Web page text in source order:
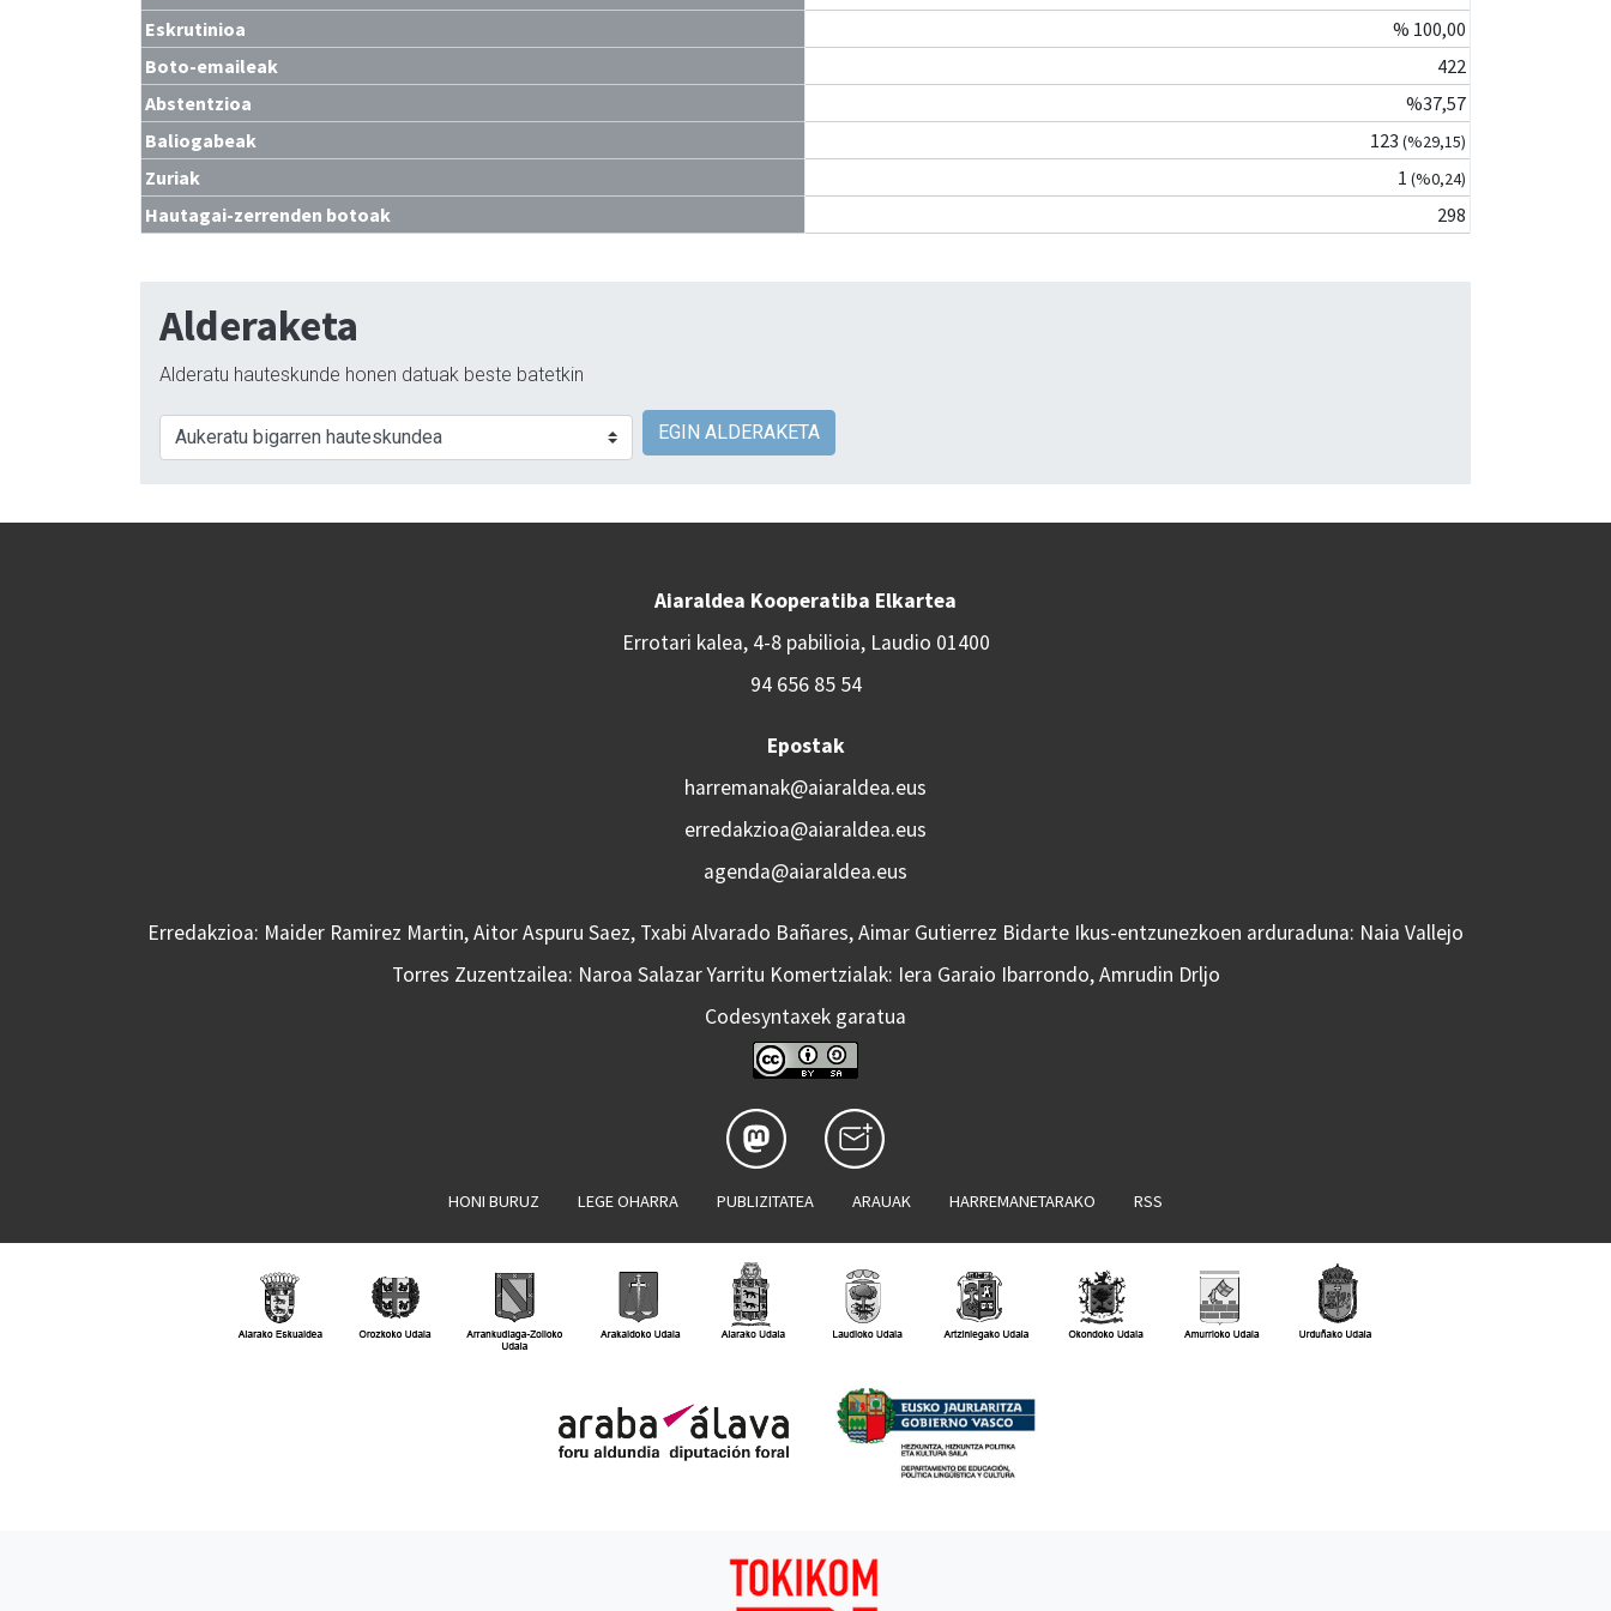
Eskrutinioa
% 100,00
Boto-emaileak
422
Abstentzioa
%37,57
Baliogabeak
123 (%29,15)
Zuriak 1 (%0,24)
Hautagai-zerrenden botoak 298
Alderaketa
Alderatu hauteskunde honen datuak beste batetkin
EGIN ALDERAKETA
Aiaraldea Kooperatiba Elkartea
Errotari kalea, 4-8 pabilioia, Laudio 01400
94 656 85 54
Epostak
harremanak@aiaraldea.eus
erredakzioa@aiaraldea.eus
agenda@aiaraldea.eus
Erredakzioa: Maider Ramirez Martin, Aitor Aspuru Saez, Txabi Alvarado Bañares, Aimar Gutierrez Bidarte Ikus-entzunezkoen arduraduna: Naia Vallejo
Torres Zuzentzailea: Naroa Salazar Yarritu Komertzialak: Iera Garaio Ibarrondo, Amrudin Drljo
Codesyntaxek garatua
HONI BURUZ LEGE OHARRA PUBLIZITATEA ARAUAK HARREMANETARAKO RSS